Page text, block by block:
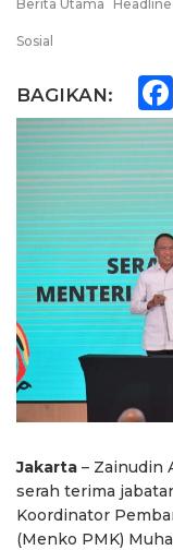
Berita Utama
Headline
Sosial
BAGIKAN:
Jakarta – Zainudin
serah terima
Koordinator
(Menko PMK)